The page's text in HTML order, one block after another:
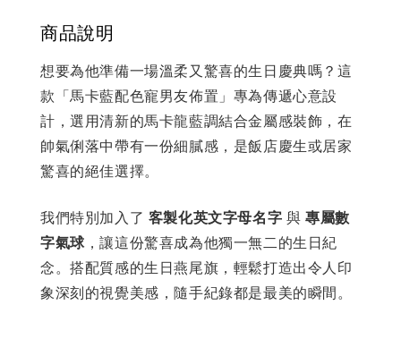
商品說明
想要為他準備一場溫柔又驚喜的生日慶典嗎？這
款「馬卡藍配色寵男友佈置」專為傳遞心意設
計，選用清新的馬卡龍藍調結合金屬感裝飾，在
帥氣俐落中帶有一份細膩感，是飯店慶生或居家
驚喜的絕佳選擇。
我們特別加入了 客製化英文字母名字 與專屬數
字氣球，讓這份驚喜成為他獨一無二的生日紀
念。搭配質感的生日燕尾旗，輕鬆打造出令人印
象深刻的視覺美感，隨手紀錄都是最美的瞬間。